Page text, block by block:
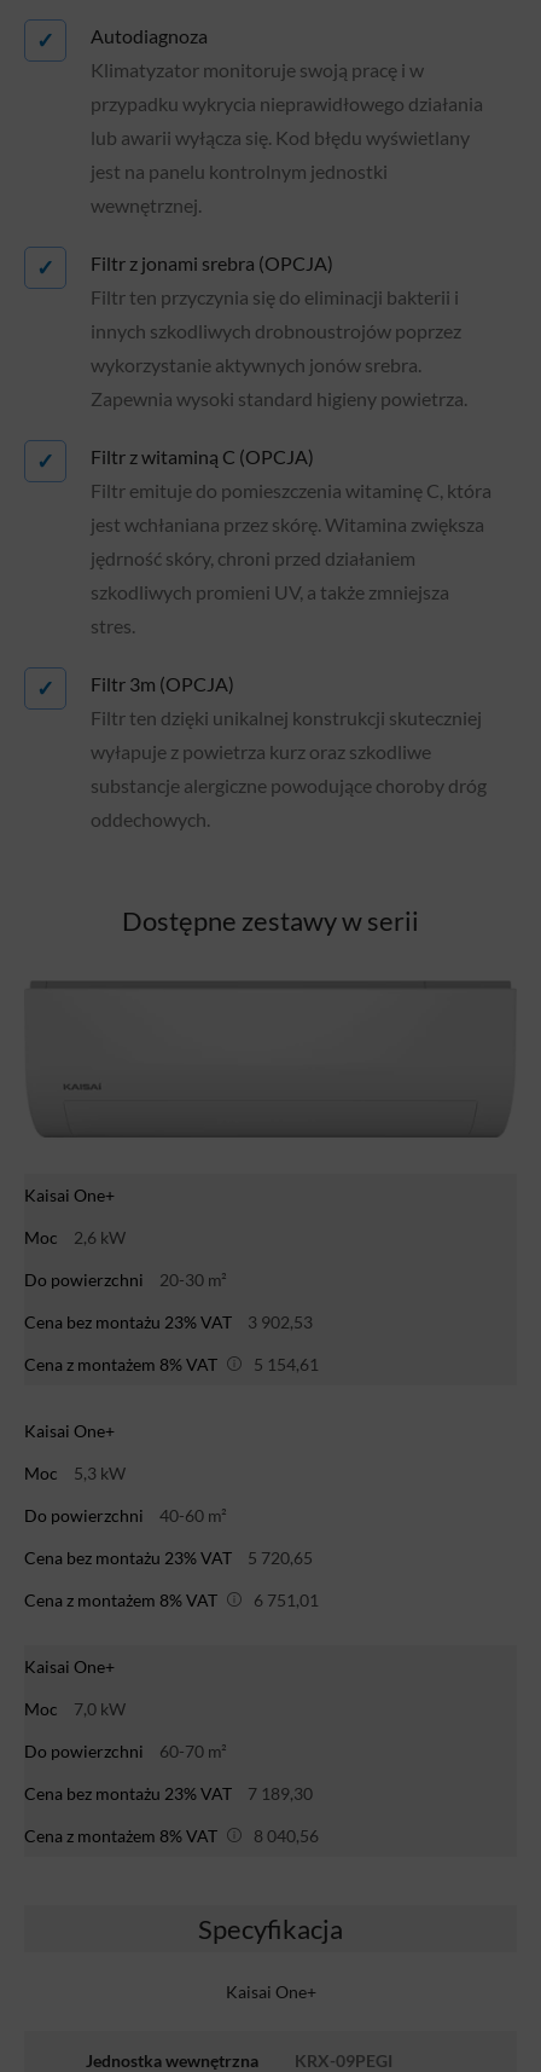
✓
Autodiagnoza
Klimatyzator monitoruje swoją pracę i w
przypadku wykrycia nieprawidłowego działania
lub awarii wyłącza się. Kod błędu wyświetlany
jest na panelu kontrolnym jednostki
wewnętrznej.
✓
Filtr z jonami srebra (OPCJA)
Filtr ten przyczynia się do eliminacji bakterii i
innych szkodliwych drobnoustrojów poprzez
wykorzystanie aktywnych jonów srebra.
Zapewnia wysoki standard higieny powietrza.
✓
Filtr z witaminą C (OPCJA)
Filtr emituje do pomieszczenia witaminę C, która
jest wchłaniana przez skórę. Witamina zwiększa
jędrność skóry, chroni przed działaniem
szkodliwych promieni UV, a także zmniejsza
stres.
✓
Filtr 3m (OPCJA)
Filtr ten dzięki unikalnej konstrukcji skuteczniej
wyłapuje z powietrza kurz oraz szkodliwe
substancje alergiczne powodujące choroby dróg
oddechowych.
Dostępne zestawy w serii
Kaisai One+
Moc 2,6 kW
Do powierzchni 20-30 m²
Cena bez montażu 23% VAT 3 902,53
Cena z montażem 8% VAT 5 154,61
Kaisai One+
Moc 5,3 kW
Do powierzchni 40-60 m²
Cena bez montażu 23% VAT 5 720,65
Cena z montażem 8% VAT 6 751,01
Kaisai One+
Moc 7,0 kW
Do powierzchni 60-70 m²
Cena bez montażu 23% VAT 7 189,30
Cena z montażem 8% VAT 8 040,56
Specyfikacja
Kaisai One+
Jednostka wewnętrzna KRX-09PEGI